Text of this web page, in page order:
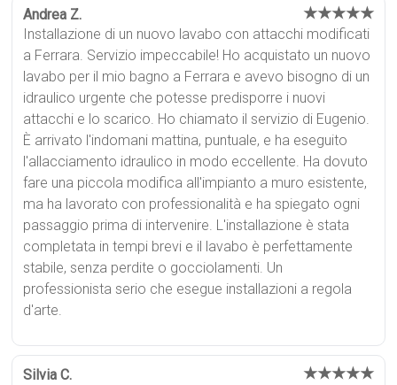
Andrea Z. ★★★★★
Installazione di un nuovo lavabo con attacchi modificati
a Ferrara. Servizio impeccabile! Ho acquistato un nuovo
lavabo per il mio bagno a Ferrara e avevo bisogno di un
idraulico urgente che potesse predisporre i nuovi
attacchi e lo scarico. Ho chiamato il servizio di Eugenio.
È arrivato l'indomani mattina, puntuale, e ha eseguito
l'allacciamento idraulico in modo eccellente. Ha dovuto
fare una piccola modifica all'impianto a muro esistente,
ma ha lavorato con professionalità e ha spiegato ogni
passaggio prima di intervenire. L'installazione è stata
completata in tempi brevi e il lavabo è perfettamente
stabile, senza perdite o gocciolamenti. Un
professionista serio che esegue installazioni a regola
d'arte.
Silvia C. ★★★★★